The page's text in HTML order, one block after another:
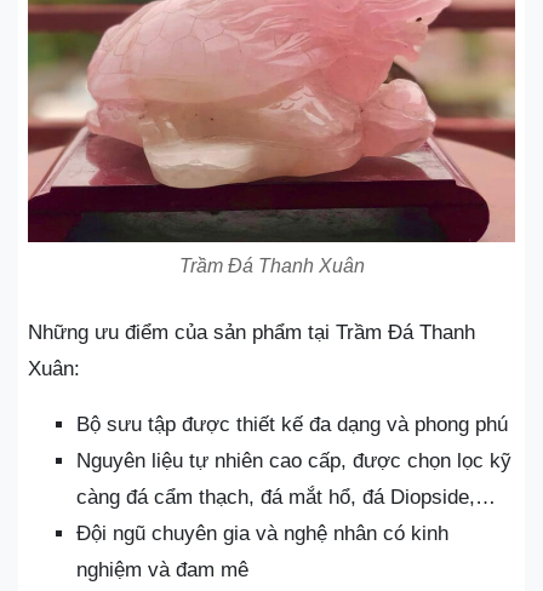
Trầm Đá Thanh Xuân
Những ưu điểm của sản phẩm tại Trầm Đá Thanh
Xuân:
Bộ sưu tập được thiết kế đa dạng và phong phú
Nguyên liệu tự nhiên cao cấp, được chọn lọc kỹ
càng đá cẩm thạch, đá mắt hổ, đá Diopside,…
Đội ngũ chuyên gia và nghệ nhân có kinh
nghiệm và đam mê